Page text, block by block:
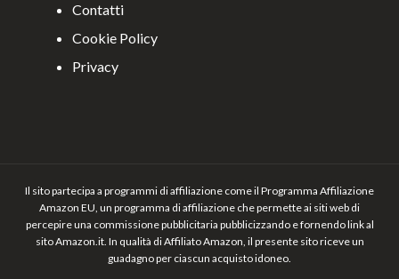
Contatti
Cookie Policy
Privacy
Il sito partecipa a programmi di affiliazione come il Programma Affiliazione
Amazon EU, un programma di affiliazione che permette ai siti web di
percepire una commissione pubblicitaria pubblicizzando e fornendo link al
sito Amazon.it. In qualità di Affiliato Amazon, il presente sito riceve un
guadagno per ciascun acquisto idoneo.